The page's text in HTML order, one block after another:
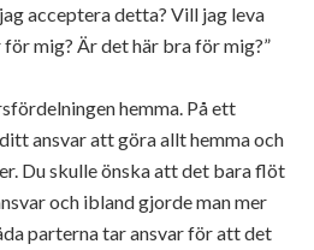
acceptera detta? Vill jag leva
mig? Är det här bra för mig?”
hemma. På ett
ansvar att göra allt hemma och
Du skulle önska att det bara flöt
och ibland gjorde man mer
parterna tar ansvar för att det